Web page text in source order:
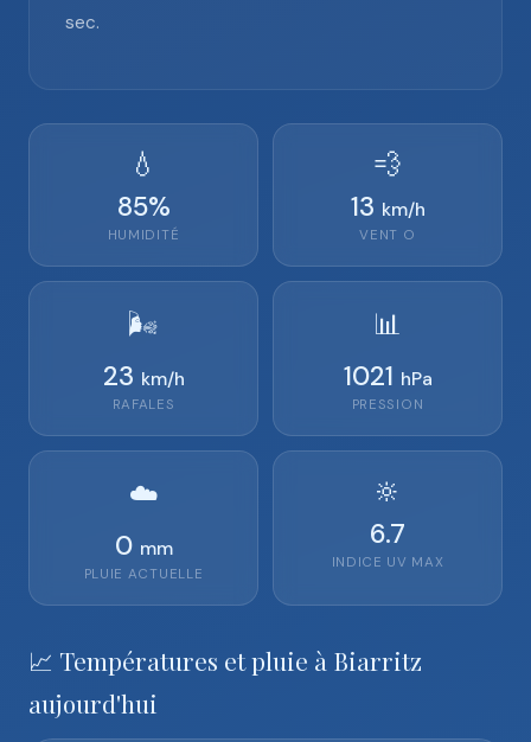
sec.
💧
85%
HUMIDITÉ
💨
13 km/h
VENT O
🌬️
23 km/h
RAFALES
📊
1021 hPa
PRESSION
☁️
0 mm
PLUIE ACTUELLE
🔆
6.7
INDICE UV MAX
📈 Températures et pluie à Biarritz
aujourd'hui